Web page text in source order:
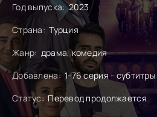
Год выпуска:2023
Страна: Турция
Жанр: драма, комедия
Добавлена: 1-76 серия - субтитры
Статус: Перевод продолжается